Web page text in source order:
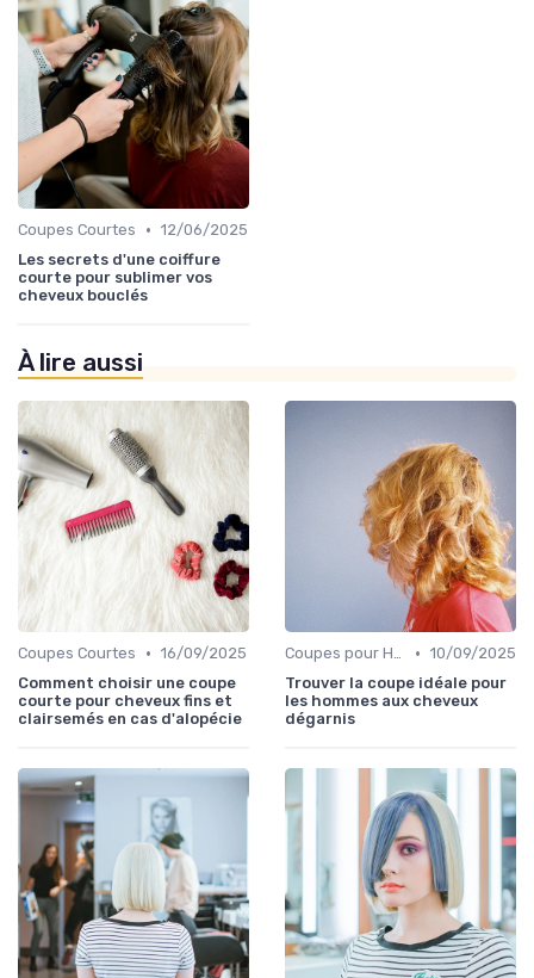
Coupes Courtes • 12/06/2025
Les secrets d'une coiffure
courte pour sublimer vos
cheveux bouclés
À lire aussi
Coupes Courtes • 16/09/2025
Comment choisir une coupe
courte pour cheveux fins et
clairsemés en cas d'alopécie
Coupes pour Hommes • 10/09/2025
Trouver la coupe idéale pour
les hommes aux cheveux
dégarnis